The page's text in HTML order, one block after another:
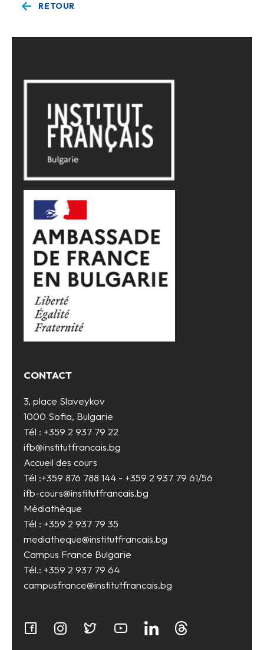
RETOUR
CONTACT
3, place Slaveykov
1000 Sofia, Bulgarie
Tél : +359 2 937 79 22
ifb@institutfrancais.bg
Accueil des cours
Tél :+359 876 788 144 - +359 2 937 79 61/56
ifb-cours@institutfrancais.bg
Médiathèque
Tél : +359 2 937 79 35
mediatheque@institutfrancais.bg
Campus France Bulgarie
Tél.: +359 2 937 79 64
campusfrance@institutfrancais.bg